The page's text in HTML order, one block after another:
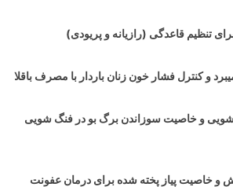
تنظیم قاعدگی (رازیانه و پریودی)
میبرد و کنترل فشار خون زنان باردار با مصرف باقلا
و خاصیت سوزاندن برگ بو در فنگ شویی
و خاصیت پیاز پخته شده برای درمان عفونت